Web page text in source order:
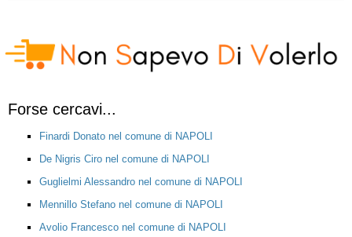
Forse cercavi...
Finardi Donato nel comune di NAPOLI
De Nigris Ciro nel comune di NAPOLI
Guglielmi Alessandro nel comune di NAPOLI
Mennillo Stefano nel comune di NAPOLI
Avolio Francesco nel comune di NAPOLI